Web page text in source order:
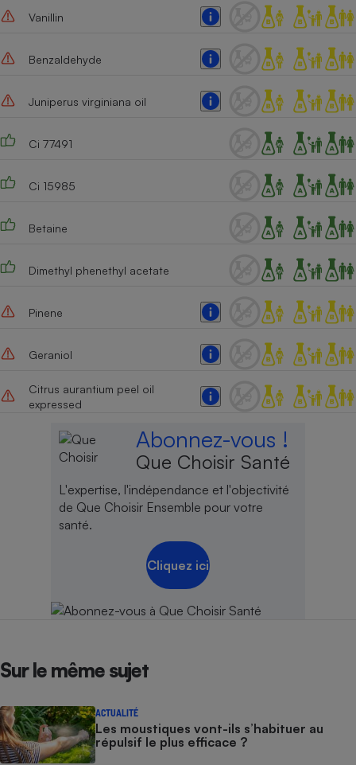
Vanillin
Benzaldehyde
Juniperus virginiana oil
Ci 77491
Ci 15985
Betaine
Dimethyl phenethyl acetate
Pinene
Geraniol
Citrus aurantium peel oil
expressed
Abonnez-vous !
Que Choisir Santé
L'expertise, l'indépendance et l'objectivité
de Que Choisir Ensemble pour votre
santé.
Cliquez ici
Sur le même sujet
ACTUALITÉ
Les moustiques vont-ils s’habituer au
répulsif le plus efficace ?